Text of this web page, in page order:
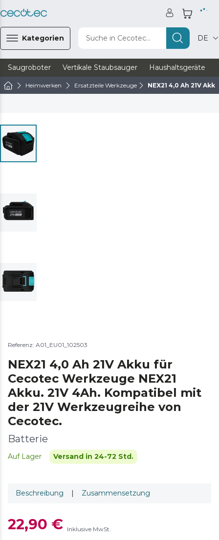
Kategorien Suche in Cecotec... DE
Saugroboter Vertikale Staubsauger Haushaltsgeräte
Heimwerken Ersatzteile Werkzeuge NEX21 4,0 Ah 21V
Referenz: A01_EU01_102503
NEX21 4,0 Ah 21V Akku für
Cecotec Werkzeuge NEX21
Akku. 21V 4Ah. Kompatibel mit
der 21V Werkzeugreihe von
Cecotec.
Batterie
Auf Lager Versand in 24-72 Std.
Beschreibung | Zusammensetzung
22,90 € Inklusive MwSt.